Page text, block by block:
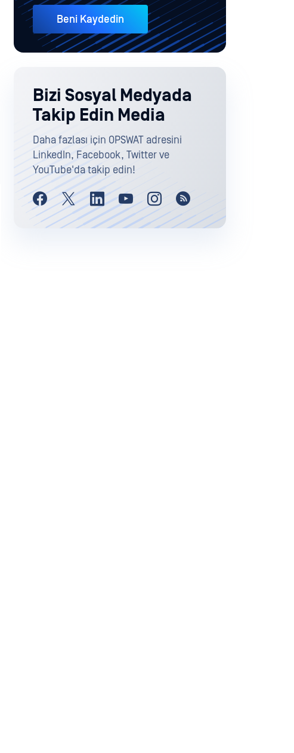
Beni Kaydedin
Bizi Sosyal Medyada
Takip Edin Media
Daha fazlası için OPSWAT adresini
LinkedIn, Facebook, Twitter ve
YouTube'da takip edin!